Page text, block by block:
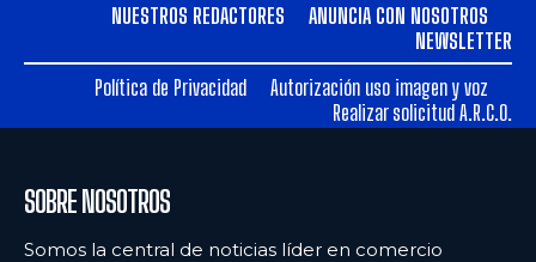
NUESTROS REDACTORES
ANUNCIA CON NOSOTROS
NEWSLETTER
Política de Privacidad
Autorización uso imagen y voz
Realizar solicitud A.R.C.O.
SOBRE NOSOTROS
Somos la central de noticias líder en comercio